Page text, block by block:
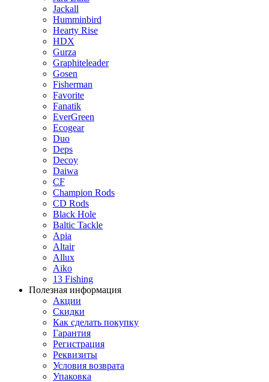
Jackall
Humminbird
Hearty Rise
HDX
Gurza
Graphiteleader
Gosen
Fisherman
Favorite
Fanatik
EverGreen
Ecogear
Duo
Deps
Decoy
Daiwa
CF
Champion Rods
CD Rods
Black Hole
Baltic Tackle
Apia
Altair
Allux
Aiko
13 Fishing
Полезная информация
Акции
Скидки
Как сделать покупку
Гарантия
Регистрация
Реквизиты
Условия возврата
Упаковка